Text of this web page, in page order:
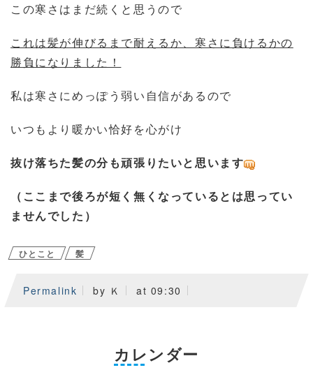
この寒さはまだ続くと思うので
これは髪が伸びるまで耐えるか、寒さに負けるかの
勝負になりました！
私は寒さにめっぽう弱い自信があるので
いつもより暖かい恰好を心がけ
抜け落ちた髪の分も頑張りたいと思います
（ここまで後ろが短く無くなっているとは思ってい
ませんでした）
ひとこと 髪
Permalink by Ｋ at 09:30
カレンダー